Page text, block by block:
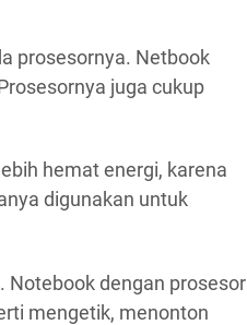
prosesornya. Netbook
juga cukup
hemat energi, karena
digunakan untuk
Notebook dengan prosesor
mengetik, menonton